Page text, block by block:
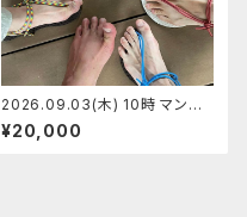
2026.09.03(木) 10時 マンサ
ンダル代官山店 マンサンダルワ
ークショップ 【定員5】あきちゃん
¥20,000